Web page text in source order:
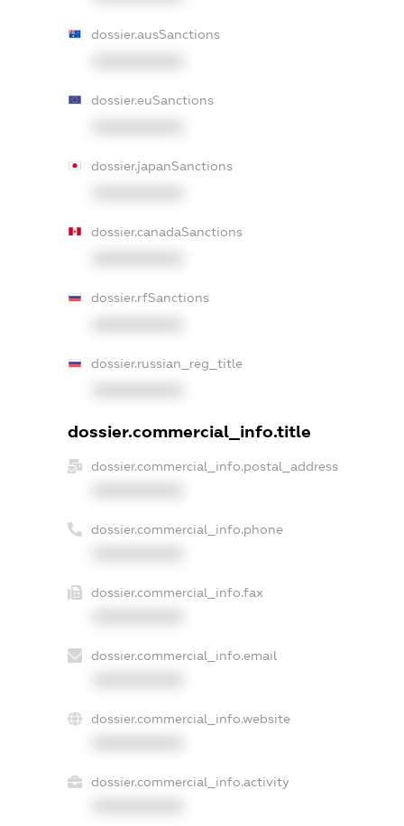
dossier.ausSanctions
dossier.euSanctions
dossier.japanSanctions
dossier.canadaSanctions
dossier.rfSanctions
dossier.russian_reg_title
dossier.commercial_info.title
dossier.commercial_info.postal_address
dossier.commercial_info.phone
dossier.commercial_info.fax
dossier.commercial_info.email
dossier.commercial_info.website
dossier.commercial_info.activity